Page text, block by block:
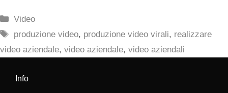
Categorie
Video
Tag
produzione video, produzione video virali, realizzare
video aziendale, video aziendale, video aziendali
Info